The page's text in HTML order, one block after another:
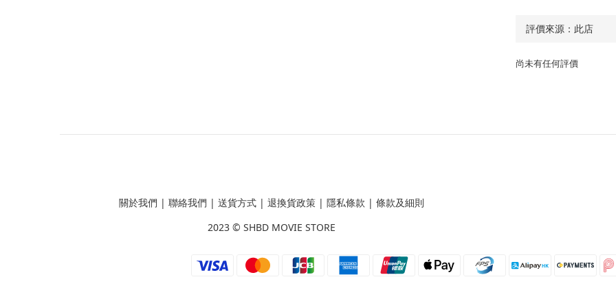
尚未有任何評價
關於我們 | 聯絡我們 | 送貨方式| 退換貨政策| 隱私條款 | 條款及細則
2023 © SHBD MOVIE STORE